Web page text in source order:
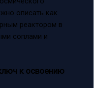
описать как
реактором в
соплами и
к освоению